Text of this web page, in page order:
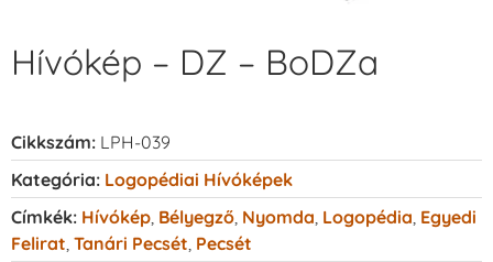
Hívókép – DZ – BoDZa
Cikkszám: LPH-039
Kategória: Logopédiai Hívóképek
Címkék: Hívókép Bélyegző Nyomda Logopédia Egyedi
Felirat Tanári Pecsét Pecsét